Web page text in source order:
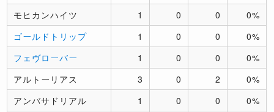
モヒカンハイツ
1 0 0
0%
ゴールドトリップ
1 0 0
0%
フェヴローバー
1 0 0
0%
アルトーリアス
3 0 2
0%
アンバサドリアル
1 0 0
0%